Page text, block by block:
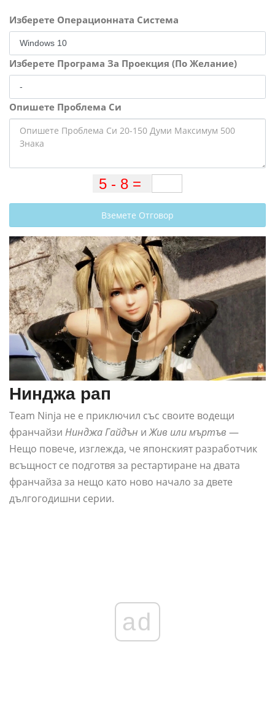
Изберете Операционната Система
Изберете Програма За Проекция (По Желание)
Опишете Проблема Си
Вземете Отговор
Нинджа рап
Team Ninja не е приключил със своите водещи
франчайзи Нинджа Гайдън иЖив или мъртъв —
Нещо повече, изглежда, че японският разработчик
всъщност се подготвя за рестартиране на двата
франчайза за нещо като ново начало за двете
дългогодишни серии.
ad